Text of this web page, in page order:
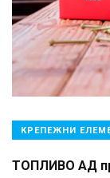
КРЕПЕЖНИ
ТОПЛИВО АД